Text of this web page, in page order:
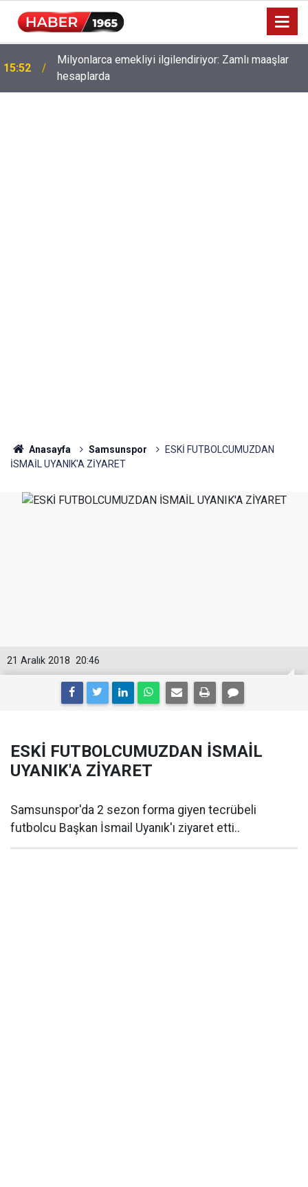
15:52
Milyonlarca emekliyi ilgilendiriyor: Zamlı maaşlar
hesaplarda
Anasayfa Samsunspor
ESKİ FUTBOLCUMUZDAN
İSMAİL UYANIK'A ZİYARET
20:46
21 Aralık 2018
ESKİ FUTBOLCUMUZDAN İSMAİL
UYANIK'A ZİYARET
Samsunspor'da 2 sezon forma giyen tecrübeli
futbolcu Başkan İsmail Uyanık'ı ziyaret etti..